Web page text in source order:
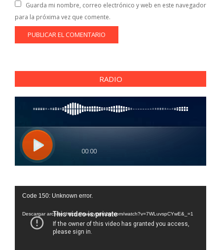
Guarda mi nombre, correo electrónico y web en este navegador
para la próxima vez que comente.
RADIO
Reproductor
vídeo
Code 150: Unknown error.
Descargar archivo: https://www.youtube.com/watch?v=7WLuvspCYwE&_=1